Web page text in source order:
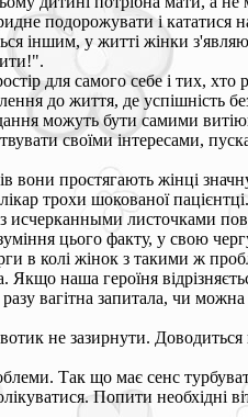
подорожувати і кататися
іншим, у житті жінки
для самого себе і тих,
до життя, де успішність
можуть бути самими
своїми інтересами,
простягають жінці
трохи шокованої
исчерканными листочками
цього факту, у свою
в колі жінок з такими ж
наша героїня
вагітна запитала, чи
не зазирнути.
Так що має сенс
Попити